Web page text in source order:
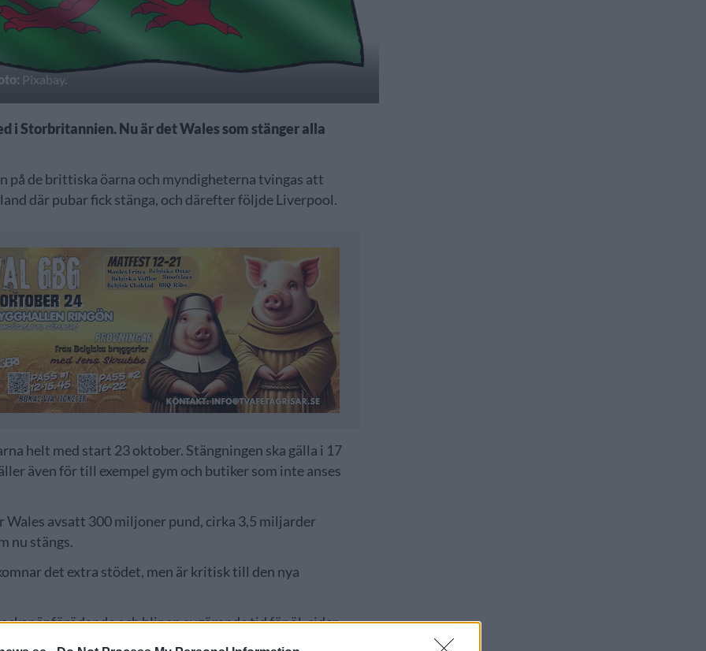
Pixabay.
i Storbritannien. Nu är det Wales som stänger alla
de brittiska öarna och myndigheterna tvingas att
där pubar fick stänga, och därefter följde Liverpool.
helt med start 23 oktober. Stängningen ska gälla i 17
även för till exempel gym och butiker som inte anses
avsatt 300 miljoner pund, cirka 3,5 miljarder
nu stängs.
det extra stödet, men är kritisk till den nya
är förödande och blir en avgörande tid för öl, cider